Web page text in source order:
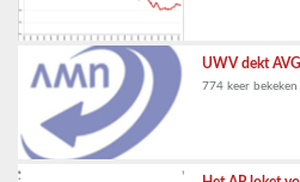
UWV dekt
774 keer bekeken